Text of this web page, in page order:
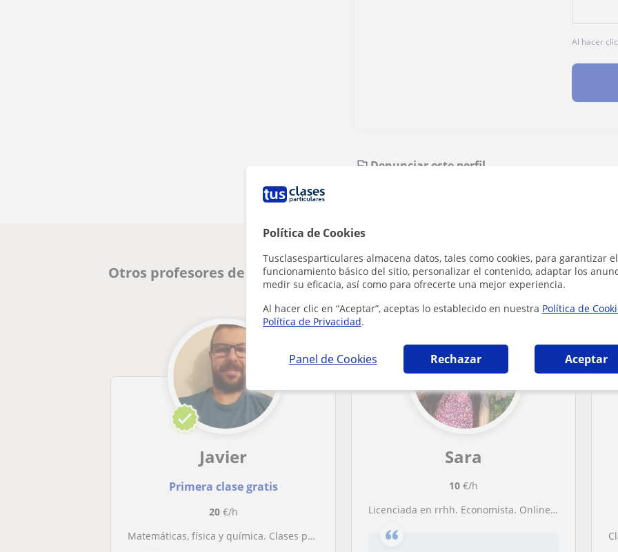
Política de Cookies
Tusclasesparticulares almacena datos, tales como cookies, para garantizar el
funcionamiento básico del sitio, personalizar el contenido, adaptar los
medir su eficacia, así como para ofrecerte una mejor experiencia.
Al hacer clic en “Aceptar”, aceptas lo establecido en nuestra Política de
Política de Privacidad.
Panel de Cookies Rechazar Aceptar
Al hacer
Denunciar este perfil
Otros profesores de Matemáticas en Valencia que pueden interesarte
Javier
Primera clase gratis
20€/h
Matemáticas, física y química. Clases particulares ESO y bachillerato. A domicilio y/o online
Sara
10€/h
Licenciada en rrhh. Economista. Online y valencia presencial